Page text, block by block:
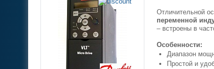
Отличительной
переменной
– встроены в
Особенности:
Диапазон
Простой и